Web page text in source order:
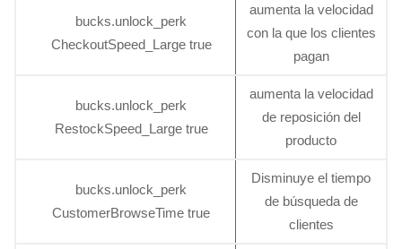
bucks.unlock_perk
CheckoutSpeed_Large true
aumenta la velocidad
con la que los clientes
pagan
bucks.unlock_perk
RestockSpeed_Large true
aumenta la velocidad
de reposición del
producto
bucks.unlock_perk
CustomerBrowseTime true
Disminuye el tiempo
de búsqueda de
clientes